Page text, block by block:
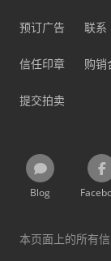
预订广告
信任印章
提交拍卖
联系
购销
Blog
本页面上的所有